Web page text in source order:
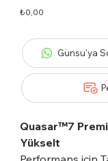
Fiyat
₺0,00
Günsu'ya
Quasar™7
Yükselt